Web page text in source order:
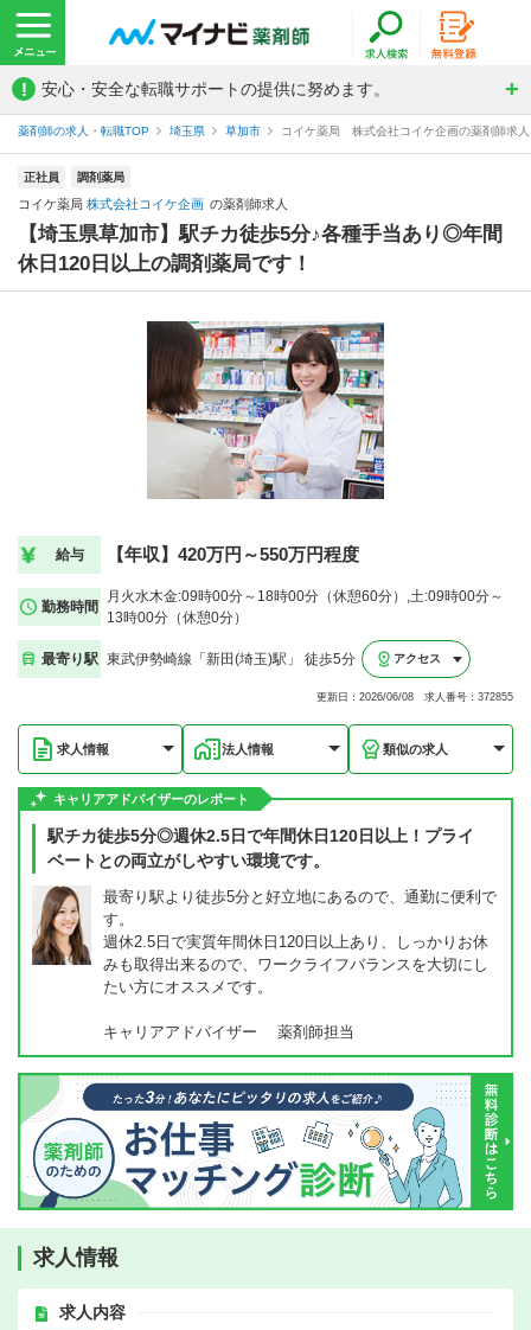
! 安心・安全な転職サポートの提供に努めます。
薬剤師の求人・転職TOP 埼玉県 草加市 コイケ薬局 株式会社コイケ企画の薬剤師求人
正社員 調剤薬局
コイケ薬局 株式会社コイケ企画 の薬剤師求人
【埼玉県草加市】駅チカ徒歩5分♪各種手当あり◎年間
休日120日以上の調剤薬局です！
給与 【年収】420万円～550万円程度
勤務時間
月火水木金:09時00分～18時00分（休憩60分）,土:09時00分～
13時00分（休憩0分）
最寄り駅 東武伊勢崎線「新田(埼玉)駅」 徒歩5分 アクセス
更新日：2026/06/08 求人番号：372855
求人情報 法人情報 類似の求人
キャリアアドバイザーのレポート
駅チカ徒歩5分◎週休2.5日で年間休日120日以上！プライ
ベートとの両立がしやすい環境です。
最寄り駅より徒歩5分と好立地にあるので、通勤に便利で
す。
週休2.5日で実質年間休日120日以上あり、しっかりお休
みも取得出来るので、ワークライフバランスを大切にし
たい方にオススメです。
キャリアアドバイザー 薬剤師担当
求人情報
求人内容